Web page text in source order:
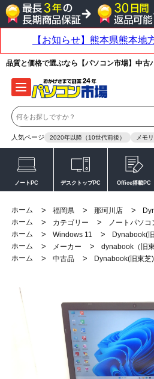
品質と価格で選ぶなら【パソコン市場】中古
人気ページ 2020年以降（10世代前後） メモ
ノートPC デスクトップPC Office搭載PC
ホーム > 福岡県 > 那珂川店 >
ホーム
> カテゴリー > ノートパソコ
ホーム
> Windows 11 >
Dynabook(
ホーム
> メーカー > dynabook（旧東
ホーム
> 中古品 > Dynabook(旧東